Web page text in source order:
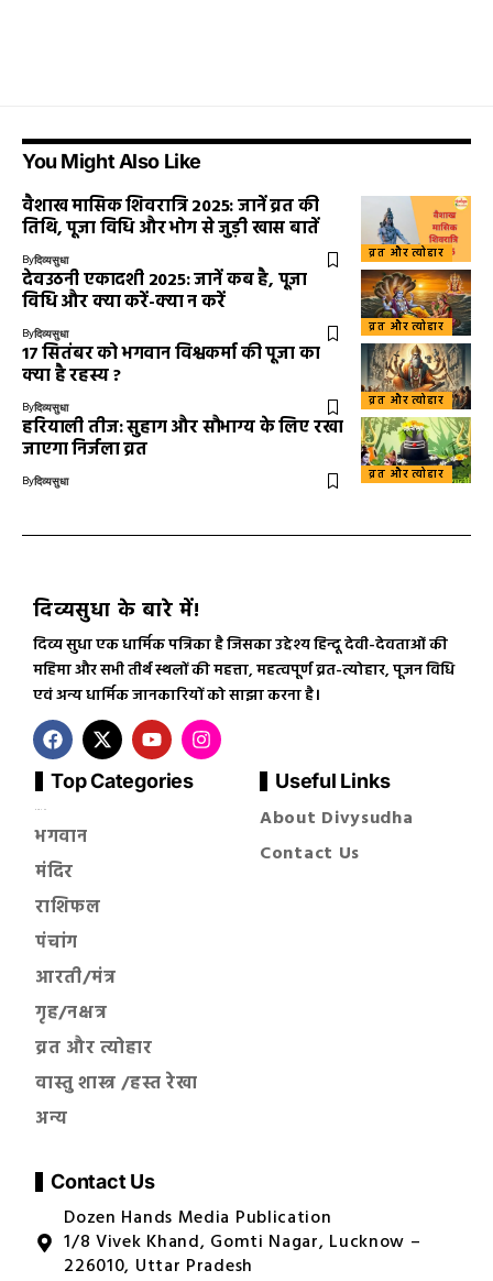
You Might Also Like
व्रत और त्योहार
वैशाख मासिक शिवरात्रि 2025: जानें व्रत की
तिथि, पूजा विधि और भोग से जुड़ी खास बातें
Byदिव्यसुधा
व्रत और त्योहार
देवउठनी एकादशी 2025: जानें कब है, पूजा
विधि और क्या करें-क्या न करें
Byदिव्यसुधा
व्रत और त्योहार
17 सितंबर को भगवान विश्वकर्मा की पूजा का
क्या है रहस्य ?
Byदिव्यसुधा
व्रत और त्योहार
हरियाली तीज: सुहाग और सौभाग्य के लिए रखा
जाएगा निर्जला व्रत
Byदिव्यसुधा
दिव्यसुधा के बारे में!
दिव्य सुधा एक धार्मिक पत्रिका है जिसका उद्देश्य हिन्दू देवी-देवताओं की
महिमा और सभी तीर्थ स्थलों की महत्ता, महत्वपूर्ण व्रत-त्योहार, पूजन विधि
एवं अन्य धार्मिक जानकारियों को साझा करना है।
Top Categories
भगवान
मंदिर
राशिफल
पंचांग
आरती/मंत्र
गृह/नक्षत्र
व्रत और त्योहार
वास्तु शास्त्र /हस्त रेखा
अन्य
Useful Links
About Divysudha
Contact Us
Contact Us
Dozen Hands Media Publication
1/8 Vivek Khand, Gomti Nagar, Lucknow –
226010, Uttar Pradesh